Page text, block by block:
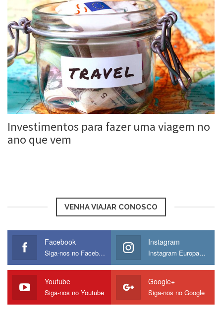
Investimentos para fazer uma viagem no
ano que vem
VENHA VIAJAR CONOSCO
Facebook
Siga-nos no Facebook
Instagram
Instagram Europamos
Youtube
Siga-nos no Youtube
Google+
Siga-nos no Google